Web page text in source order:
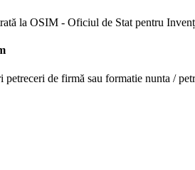
la OSIM - Oficiul de Stat pentru
petreceri de firmă sau formatie nunta /